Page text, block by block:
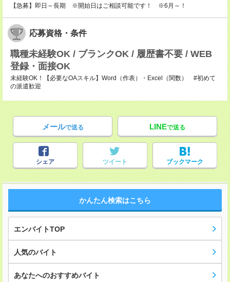
【急募】即日～長期 ※開始日はご相談可能です！ ※6月～！
応募資格・条件
職種未経験OK / ブランクOK / 履歴書不要 / WEB
登録・面接OK
未経験OK！【必要なOAスキル】Word（作表）・Excel（関数） #初めて
の派遣歓迎
メールで送る LINEで送る
シェア ツイート ブックマーク
かんたん検索はこちら
エンバイトTOP
人気のバイト
あなたへのおすすめバイト